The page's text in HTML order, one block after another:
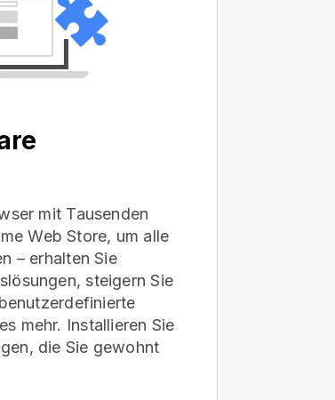
mit Tausenden
Web Store, um alle
– erhalten Sie
steigern Sie
mehr. Installieren Sie
die Sie gewohnt